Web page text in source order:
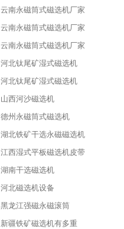
云南永磁筒式磁选机厂家
云南永磁筒式磁选机厂家
云南永磁筒式磁选机厂家
河北钛尾矿湿式磁选机
河北钛尾矿湿式磁选机
山西河沙磁选机
德州永磁筒式磁选机
湖北铁矿干选永磁磁选机
江西湿式平板磁选机皮带
湖南干选磁选机
河北磁选机设备
黑龙江强磁永磁滚筒
新疆铁矿磁选机有多重